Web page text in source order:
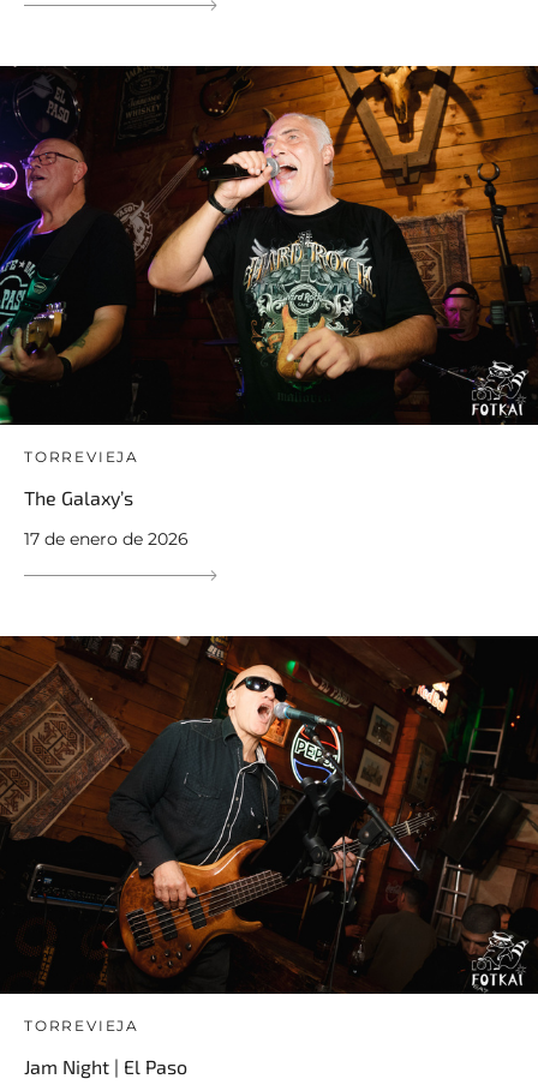
TORREVIEJA
The Galaxy’s
17 de enero de 2026
TORREVIEJA
Jam Night | El Paso